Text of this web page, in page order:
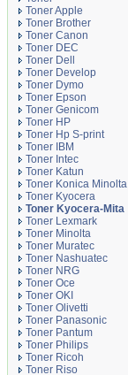
Toner Apple
Toner Brother
Toner Canon
Toner DEC
Toner Dell
Toner Develop
Toner Dymo
Toner Epson
Toner Genicom
Toner HP
Toner Hp S-print
Toner IBM
Toner Intec
Toner Katun
Toner Konica Minolta
Toner Kyocera
Toner Kyocera-Mita
Toner Lexmark
Toner Minolta
Toner Muratec
Toner Nashuatec
Toner NRG
Toner Oce
Toner OKI
Toner Olivetti
Toner Panasonic
Toner Pantum
Toner Philips
Toner Ricoh
Toner Riso